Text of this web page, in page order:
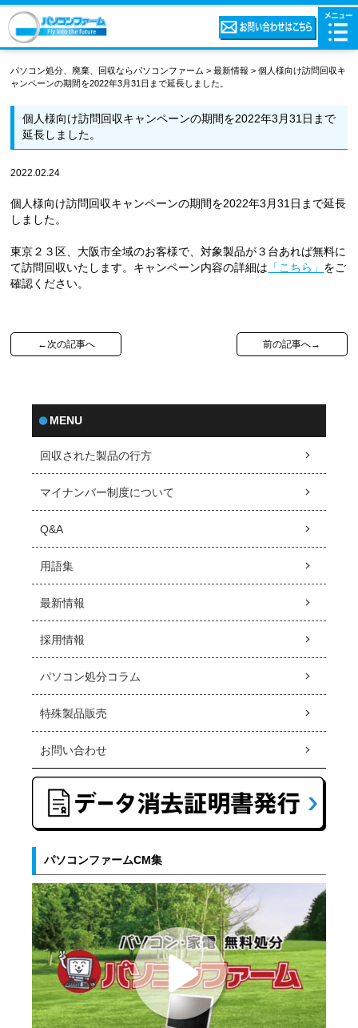
パソコン処分、廃棄、回収ならパソコンファーム>最新情報 >個人様向け訪問回収キ
ャンペーンの期間を2022年3月31日まで延長しました。
個人様向け訪問回収キャンペーンの期間を2022年3月31日まで
延長しました。
2022.02.24
個人様向け訪問回収キャンペーンの期間を2022年3月31日まで延長
しました。
東京２３区、大阪市全域のお客様で、対象製品が３台あれば無料に
て訪問回収いたします。キャンペーン内容の詳細は 「こちら」 をご
確認ください。
前の記事へ→
←次の記事へ
MENU
回収された製品の行方
マイナンバー制度について
Q&A
用語集
最新情報
採用情報
パソコン処分コラム
特殊製品販売
お問い合わせ
パソコンファームCM集